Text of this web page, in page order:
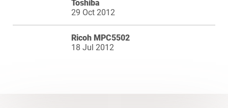
Toshiba
29 Oct 2012
Ricoh MPC5502
18 Jul 2012